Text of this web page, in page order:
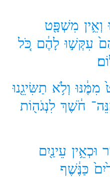
וְאֵ֥ין מִשְׁפָּ֖ט
עִקְּשׁ֣וּ לָהֶ֔ם כֹּ֚ל
מִמֶּ֔נּוּ וְלֹ֥א תַשִּׂיגֵ֖נוּ
חֹ֔שֶׁךְ לִנְגֹה֖וֹת
וּכְאֵ֥ין עֵינַ֖יִם
כַּנֶּ֔שֶׁף